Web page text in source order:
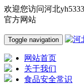
欢迎您访问河北
官方网站
Toggle navigation
网站首页
关于我们
食品安全常识